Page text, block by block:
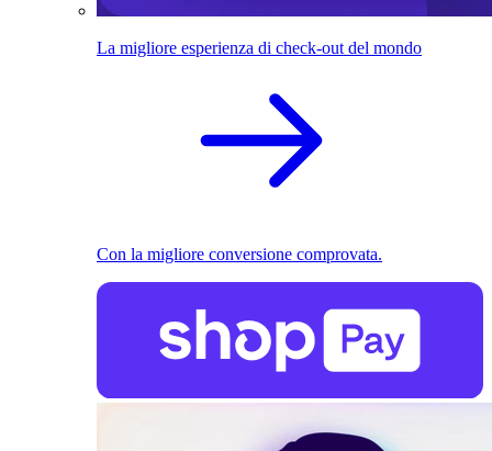
La migliore esperienza di check-out del mondo
Con la migliore conversione comprovata.